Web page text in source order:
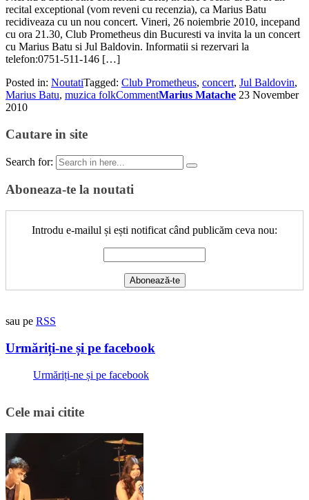
recital exceptional (vom reveni cu recenzia), ca Marius Batu
recidiveaza cu un nou concert. Vineri, 26 noiembrie 2010, incepand
cu ora 21.30, Club Prometheus din Bucuresti va invita la un concert
cu Marius Batu si Jul Baldovin. Informatii si rezervari la
telefon:0751-511-146 […]
Posted in: NoutatiTagged: Club Prometheus, concert, Jul Baldovin,
Marius Batu, muzica folkCommentMarius Matache 23 November
2010
Cautare in site
Search for:
Aboneaza-te la noutati
Introdu e-mailul și ești notificat când publicăm ceva nou:
sau pe RSS
Urmăriți-ne și pe facebook
Urmăriți-ne și pe facebook
Cele mai citite